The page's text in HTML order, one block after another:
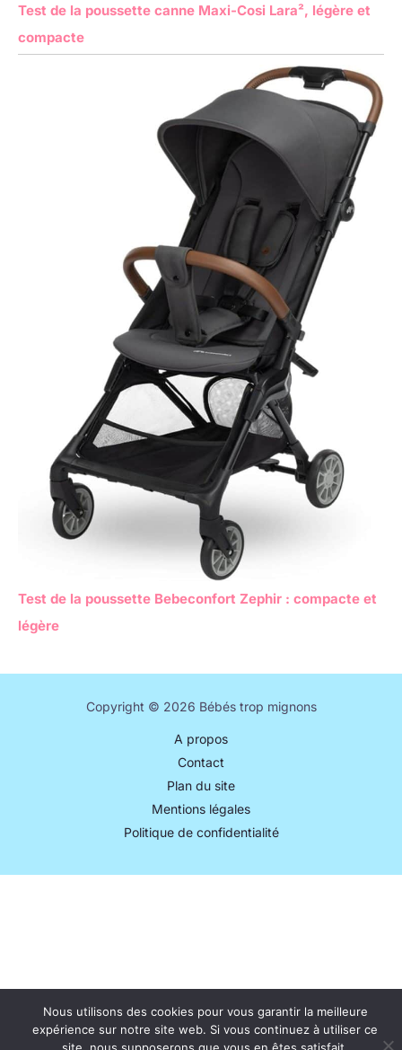
Test de la poussette canne Maxi-Cosi Lara², légère et
compacte
Test de la poussette Bebeconfort Zephir : compacte et
légère
Copyright © 2026 Bébés trop mignons
A propos
Contact
Plan du site
Mentions légales
Politique de confidentialité
Nous utilisons des cookies pour vous garantir la meilleure
expérience sur notre site web. Si vous continuez à utiliser ce